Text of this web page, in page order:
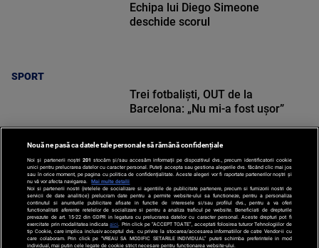
SPORT
Echipa lui Diego Simeone
deschide scorul
SPORT
Trei fotbaliști, OUT de la
Barcelona: „Nu mi-a fost ușor”
Nouă ne pasă ca datele tale personale să rămână confidențiale
Noi și partenerii noștri 201 stocăm și/sau accesăm informații pe dispozitivul dvs., precum identificatorii cookie
unici pentru prelucrarea datelor cu caracter personal. Puteți accepta sau gestiona alegerile dvs. făcând clic mai jos
sau în orice moment, pe pagina cu politica de confidențialitate. Aceste alegeri vor fi raportate partenerilor noștri și
nu vă vor afecta navigarea.
Mai multe detalii
Noi si partenerii nostri (retelele de socializare si agentiile de publicitate partenere, precum si furnizorii nostri de
servicii de date analitice) prelucram date pentru a permite website-ului sa functioneze, pentru a personaliza
continutul si anunturile publicitare afisate in functie de interesele si/sau profilul dvs., pentru a va oferi
functionalitati aferente retelelor de socializare si pentru a analiza traficul pe website. Beneficiati de drepturile
prevazute de art. 15-22 din GDPR in legatura cu prelucrarea datelor cu caracter personal. Aceste drepturi pot fi
exercitate prin modalitatea indicataaici . Prin click pe “ACCEPT TOATE”, acceptati folosirea tuturor Tehnologiilor de
tip Cookie, care implica inclusiv acceptul dvs. cu privire la stocarea/accesarea informatiilor de catre Vendor-ii cu
care colaboram. Prin click pe “VREAU SA MODIFIC SETARILE INDIVIDUAL” puteti schimba preferintele in mod
individual, mai putin cele legate de cookie strict necesare pentru functionarea website-ului.